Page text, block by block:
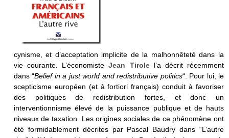
cynisme, et d’acceptation implicite de la malhonnêteté dans la
vie courante. L’économisteJean Tirolel’a décrit récemment
dans “Belief in a just world and redistributive politics“. Pour lui, le
scepticisme européen (et à fortiori français) conduit à favoriser
des politiques de redistribution fortes, et donc un
interventionnisme élevé de la puissance publique et de hauts
niveaux de taxation. Les origines sociales de ce phénomène ont
été formidablement décrites par Pascal Baudry dans “L’autre